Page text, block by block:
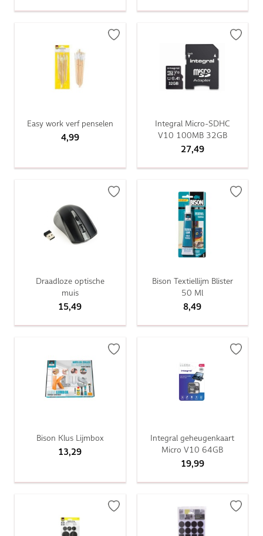
Easy work verf penselen
4,99
Integral Micro-SDHC
V10 100MB 32GB
27,49
Draadloze optische
muis
15,49
Bison Textiellijm Blister
50 Ml
8,49
Bison Klus Lijmbox
13,29
Integral geheugenkaart
Micro V10 64GB
19,99